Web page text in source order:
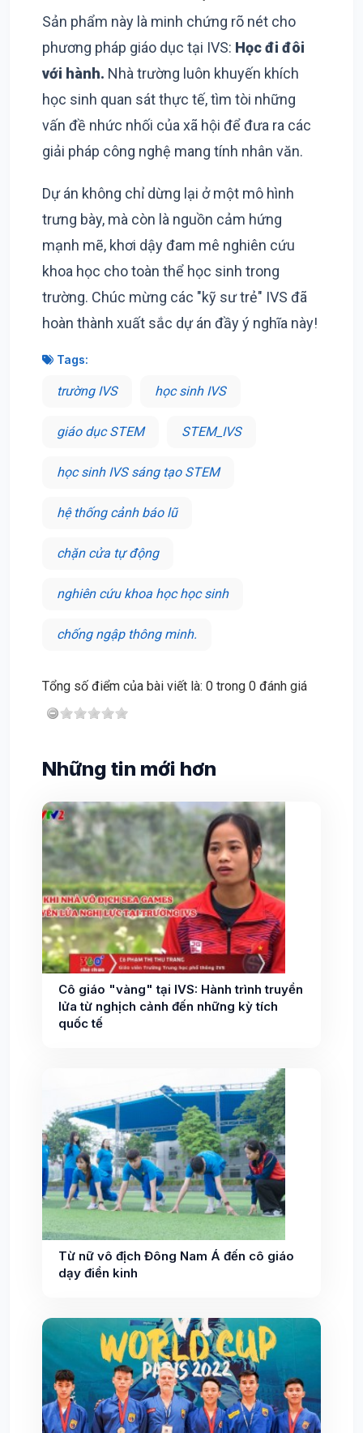
Sản phẩm này là minh chứng rõ nét cho
phương pháp giáo dục tại IVS: Học đi đôi
với hành. Nhà trường luôn khuyến khích
học sinh quan sát thực tế, tìm tòi những
vấn đề nhức nhối của xã hội để đưa ra các
giải pháp công nghệ mang tính nhân văn.
Dự án không chỉ dừng lại ở một mô hình
trưng bày, mà còn là nguồn cảm hứng
mạnh mẽ, khơi dậy đam mê nghiên cứu
khoa học cho toàn thể học sinh trong
trường. Chúc mừng các "kỹ sư trẻ" IVS đã
hoàn thành xuất sắc dự án đầy ý nghĩa này!
Tags:
trường IVS học sinh IVS
giáo dục STEM STEM_IVS
học sinh IVS sáng tạo STEM
hệ thống cảnh báo lũ
chặn cửa tự động
nghiên cứu khoa học học sinh
chống ngập thông minh.
Tổng số điểm của bài viết là: 0 trong 0 đánh giá
Những tin mới hơn
Cô giáo "vàng" tại IVS: Hành trình truyền
lửa từ nghịch cảnh đến những kỳ tích
quốc tế
Từ nữ vô địch Đông Nam Á đến cô giáo
dạy điền kinh